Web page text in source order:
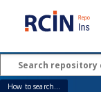
How to search...